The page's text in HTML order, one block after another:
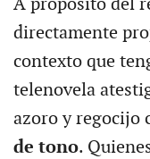
A propósito del
directamente
contexto que
telenovela
azoro y regocijo
de tono.